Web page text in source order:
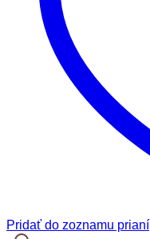
Pridať do zoznamu prianí